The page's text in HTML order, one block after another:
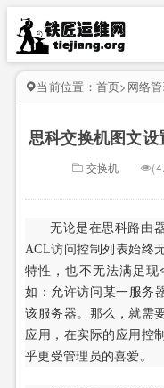
当前位置： 首页> 网络
思科交换机图文
交换机
无论是在思科路由
ACL访问控制列表始终
特性，也不无法满足现
如：允许访问某一服务
该服务器。那么，就需
应用，在实际的应用控
乎更受管理员的喜爱。